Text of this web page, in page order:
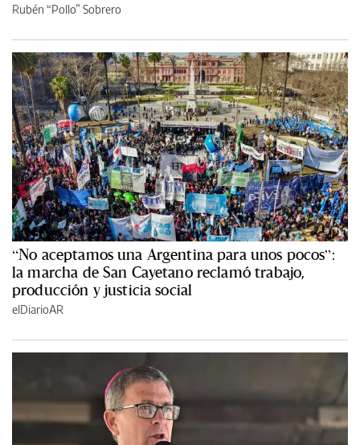
Rubén “Pollo” Sobrero
“No aceptamos una Argentina para unos pocos”:
la marcha de San Cayetano reclamó trabajo,
producción y justicia social
elDiarioAR